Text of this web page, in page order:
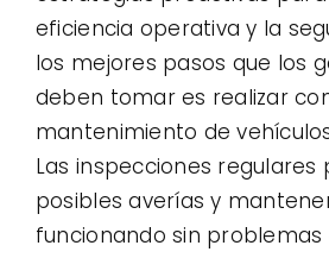
eficiencia operativa y la
los mejores pasos que los
deben tomar es realizar
mantenimiento de
Las inspecciones regulares
posibles averías y
funcionando sin